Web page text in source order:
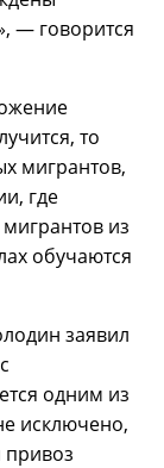
— говорится
то
мигрантов,
где
из
обучаются
заявил
одним из
исключено,